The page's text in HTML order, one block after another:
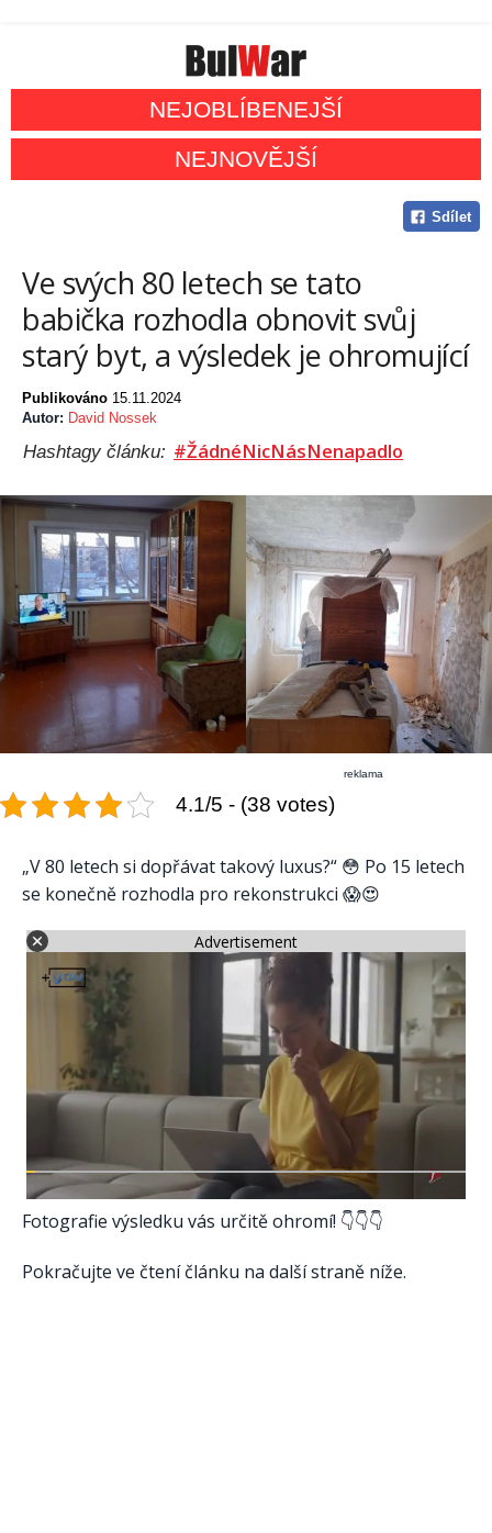
NEJOBLÍBENEJŠÍ
NEJNOVĚJŠÍ
Sdílet
Ve svých 80 letech se tato
babička rozhodla obnovit svůj
starý byt, a výsledek je ohromující
Publikováno 15.11.2024
Autor: David Nossek
Hashtagy článku: #ŽádnéNicNásNenapadlo
reklama
4.1/5 - (38 votes)
„V 80 letech si dopřávat takový luxus?“ 😳 Po 15 letech
se konečně rozhodla pro rekonstrukci 😱😍
Advertisement
Fotografie výsledku vás určitě ohromí! 👇👇👇
Pokračujte ve čtení článku na další straně níže.